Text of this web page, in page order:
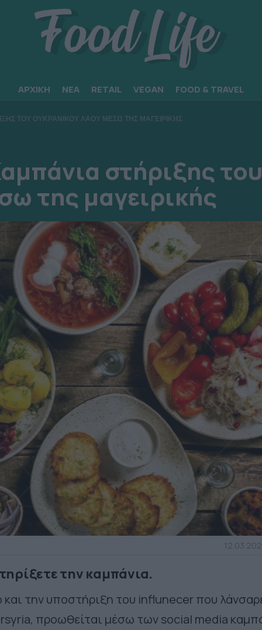
ΑΡΧΙΚΗ ΝΕΑ RETAIL VEGAN FOOD & TRAVEL
ΤΟΥ ΟΥΚΡΑΝΙΚΟΥ ΛΑΟΥ ΜΕΣΩ ΤΗΣ ΜΑΓΕΙΡΙΚΗΣ
στήριξης του
της μαγειρικής
την καμπάνια.
την υποστήριξη του influnecer που
προωθείται μέσω των social media